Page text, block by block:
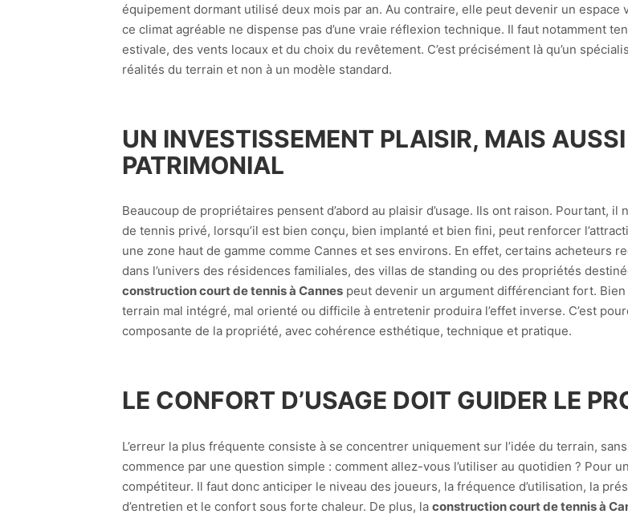
équipement dormant utilisé deux mois par an. Au contraire, elle peut devenir un espace
ce climat agréable ne dispense pas d’une vraie réflexion technique. Il faut notamment
estivale, des vents locaux et du choix du revêtement. C’est précisément là qu’un
réalités du terrain et non à un modèle standard.
UN INVESTISSEMENT PLAISIR, MAIS
PATRIMONIAL
Beaucoup de propriétaires pensent d’abord au plaisir d’usage. Ils ont raison. Pourtant,
de tennis privé, lorsqu’il est bien conçu, bien implanté et bien fini, peut renforcer
une zone haut de gamme comme Cannes et ses environs. En effet, certains acheteurs
dans l’univers des résidences familiales, des villas de standing ou des propriétés
construction court de tennis à Cannes peut devenir un argument différenciant fort.
terrain mal intégré, mal orienté ou difficile à entretenir produira l’effet inverse. C’est
composante de la propriété, avec cohérence esthétique, technique et pratique.
LE CONFORT D’USAGE DOIT GUIDER LE
L’erreur la plus fréquente consiste à se concentrer uniquement sur l’idée du terrain,
commence par une question simple : comment allez-vous l’utiliser au quotidien ? Pour
compétiteur. Il faut donc anticiper le niveau des joueurs, la fréquence d’utilisation, la
d’entretien et le confort sous forte chaleur. De plus, la construction court de tennis à